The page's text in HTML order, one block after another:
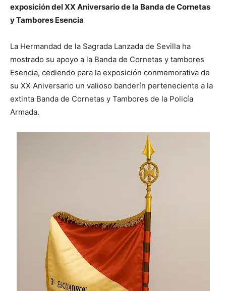
exposición del XX Aniversario de la Banda de Cornetas
y Tambores Esencia
La Hermandad ​de ‍la Sagrada Lanzada de Sevilla ha
mostrado su apoyo a la‌ Banda ⁢de Cornetas y tambores
Esencia, cediendo para la exposición conmemorativa ‌de
su XX Aniversario un valioso banderín perteneciente a la
extinta Banda de Cornetas y Tambores de la Policía
Armada.